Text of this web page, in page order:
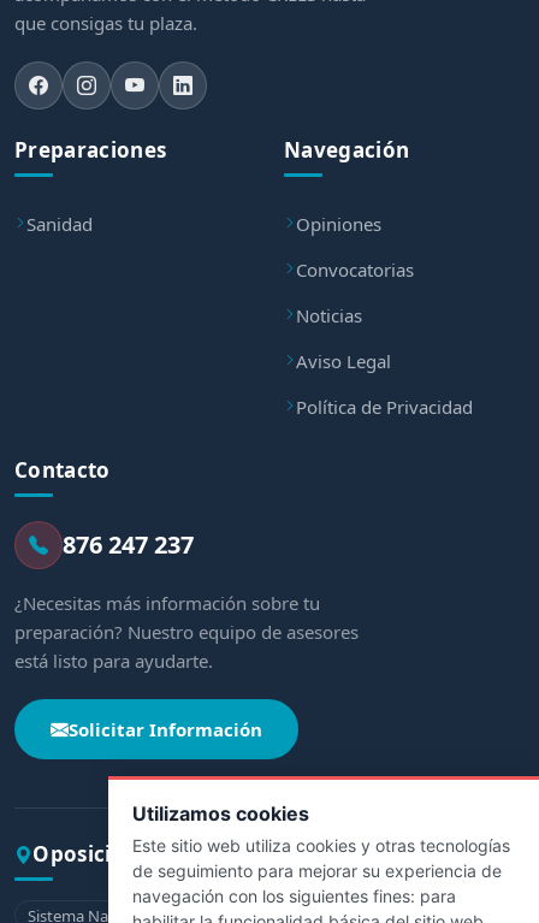
Utilizamos cookies
Este sitio web utiliza cookies y otras tecnologías
de seguimiento para mejorar su experiencia de
navegación con los siguientes fines: para
que consigas tu plaza.
Preparaciones
Sanidad
Navegación
Opiniones
Convocatorias
Noticias
Aviso Legal
Política de Privacidad
Contacto
876 247 237
¿Necesitas más información sobre tu
preparación? Nuestro equipo de asesores
está listo para ayudarte.
Solicitar Información
Oposiciones por comunidad
Sistema Nacional de Salud Andalucía Aragón Asturias